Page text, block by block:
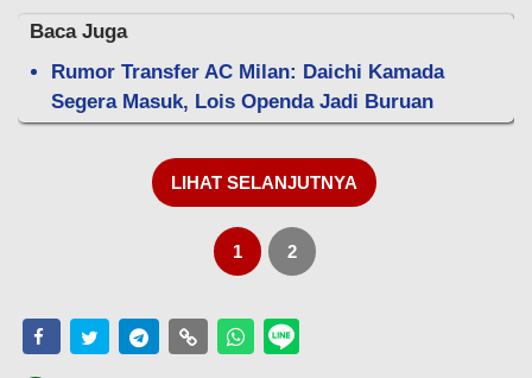
Baca Juga
Rumor Transfer AC Milan: Daichi Kamada
Segera Masuk, Lois Openda Jadi Buruan
LIHAT SELANJUTNYA
1 2